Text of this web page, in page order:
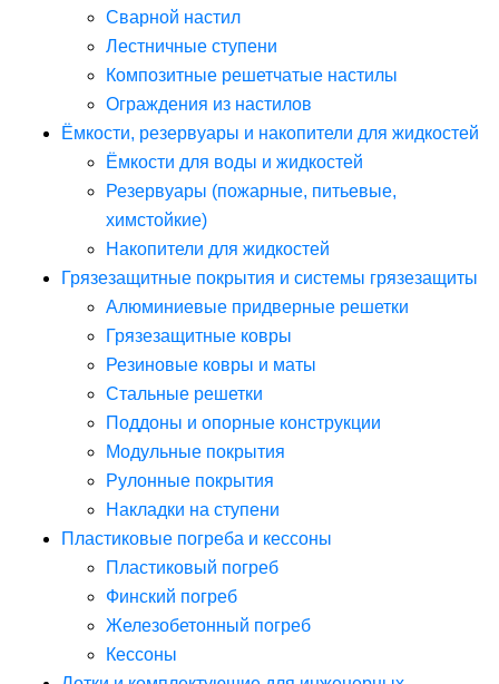
Сварной настил
Лестничные ступени
Композитные решетчатые настилы
Ограждения из настилов
Ёмкости, резервуары и накопители для жидкостей
Ёмкости для воды и жидкостей
Резервуары (пожарные, питьевые,
химстойкие)
Накопители для жидкостей
Грязезащитные покрытия и системы грязезащиты
Алюминиевые придверные решетки
Грязезащитные ковры
Резиновые ковры и маты
Стальные решетки
Поддоны и опорные конструкции
Модульные покрытия
Рулонные покрытия
Накладки на ступени
Пластиковые погреба и кессоны
Пластиковый погреб
Финский погреб
Железобетонный погреб
Кессоны